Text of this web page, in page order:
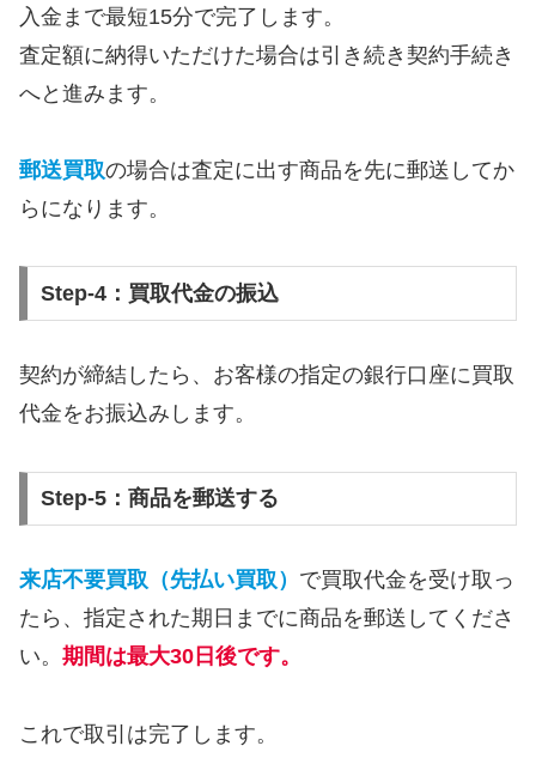
入金まで最短15分で完了します。
査定額に納得いただけた場合は引き続き契約手続き
へと進みます。
郵送買取の場合は査定に出す商品を先に郵送してか
らになります。
Step-4：買取代金の振込
契約が締結したら、お客様の指定の銀行口座に買取
代金をお振込みします。
Step-5：商品を郵送する
来店不要買取（先払い買取） で買取代金を受け取っ
たら、指定された期日までに商品を郵送してくださ
い。 期間は最大30日後です。
これで取引は完了します。